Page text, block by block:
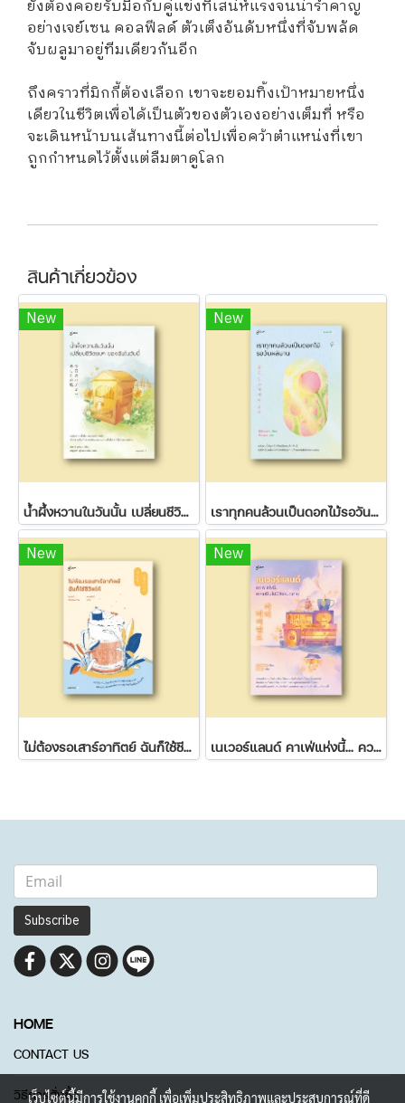
ยังต้องคอยรับมือกับคู่แข่งที่เสน่ห์แรงจนน่ารำคาญ
อย่างเจย์เซน คอลฟีลด์ ตัวเต็งอันดับหนึ่งที่จับพลัด
จับผลูมาอยู่ทีมเดียวกันอีก
ถึงคราวที่มิกกี้ต้องเลือก เขาจะยอมทิ้งเป้าหมายหนึ่ง
เดียวในชีวิตเพื่อได้เป็นตัวของตัวเองอย่างเต็มที่ หรือ
จะเดินหน้าบนเส้นทางนี้ต่อไปเพื่อคว้าตำแหน่งที่เขา
ถูกกำหนดไว้ตั้งแต่ลืมตาดูโลก
สินค้าเกี่ยวข้อง
New
น้ำผึ้งหวานในวันนั้น เปลี่ยนชีวิตขมๆ ของฉันในวันนี้
New
เราทุกคนล้วนเป็นดอกไม้รอวันผลิบาน
New
ไม่ต้องรอเสาร์อาทิตย์ ฉันก็ใช้ชีวิตได้
New
เนเวอร์แลนด์ คาเฟ่แห่งนี้... ความฝันไม่มีวันหมดอายุ
Subscribe
HOME
CONTACT US
วิธีการสั่งซื้อ
เว็บไซต์นี้มีการใช้งานคุกกี้ เพื่อเพิ่มประสิทธิภาพและประสบการณ์ที่ดี